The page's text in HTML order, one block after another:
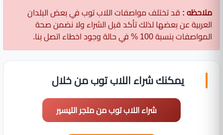
ملاحظه : قد تختلف مواصفات اللاب توب في بعض البلدان
العربية عن بعضها لذلك تأكد قبل الشراء ولا نضمن صحة
المواصفات بنسبة 100 % في حالة وجود اخطاء اتصل بنا.
يمكنك شراء اللاب توب من خلال
شراء اللاب توب من متجر التيسير